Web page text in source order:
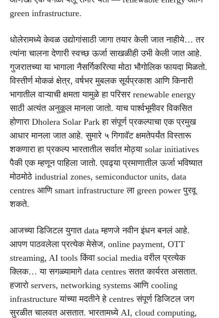
green infrastructure.
धोलेरामध्ये केवळ उद्योगांसाठी जागा तयार केली जात नाहीये… तर
त्यांना चालना देणारी स्वच्छ ऊर्जा साखळीही उभी केली जात आहे.
गुजरातच्या या भागाला नैसर्गिकरित्या मोठा भौगोलिक फायदा मिळतो.
विस्तीर्ण मोकळं क्षेत्र, वर्षभर मुबलक सूर्यप्रकाश आणि किनारी
भागातील वाऱ्याची क्षमता यामुळे हा परिसर renewable energy
साठी अत्यंत अनुकूल मानला जातो. याच पार्श्वभूमीवर विकसित
होणारा Dholera Solar Park हा संपूर्ण प्रकल्पाचा एक प्रमुख
आधार मानला जात आहे. सुमारे ५ गिगावॅट क्षमतेपर्यंत विस्तारू
शकणारा हा प्रकल्प भारतातील सर्वात मोठ्या solar initiatives
पैकी एक म्हणून पाहिला जातो. एवढ्या प्रमाणातील ऊर्जा भविष्यात
मोठमोठे industrial zones, semiconductor units, data
centres आणि smart infrastructure ला green power पुरवू
शकते.
आजच्या डिजिटल युगात data म्हणजे नवीन इंधन बनलं आहे.
आपण पाठवलेला प्रत्येक मेसेज, online payment, OTT
streaming, AI tools किंवा social media वरील प्रत्येक
क्लिक… या सगळ्यामागे data centres सतत कार्यरत असतात.
हजारो servers, networking systems आणि cooling
infrastructure यांच्या मदतीने हे centres संपूर्ण डिजिटल जग
सुरळीत चालवत असतात. भारतामध्ये AI, cloud computing,